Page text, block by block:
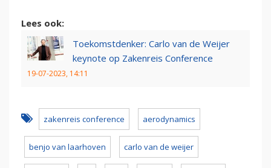
Lees ook:
Toekomstdenker: Carlo van de Weijer
keynote op Zakenreis Conference
19-07-2023, 14:11
zakenreis conference aerodynamics
benjo van laarhoven carlo van de weijer